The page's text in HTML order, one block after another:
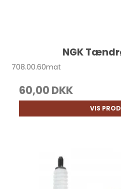
NGK
708.00.60mat
60,00 DKK
VIS